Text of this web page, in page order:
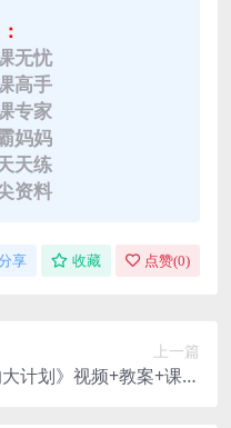
无忧
高手
专家
妈妈
天练
资料
享 收藏 点赞(0)
上一篇
计划》视频+教案+课件